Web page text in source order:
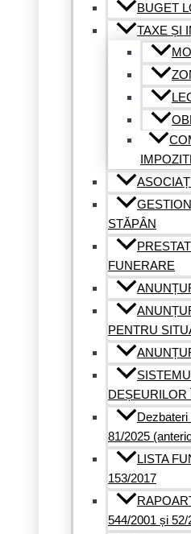
BUGET
TAXE ȘI
STĂPÂN
FUNERARE
PENTRU
81/2025
LISTA
153/2017
544/2001 și 52/